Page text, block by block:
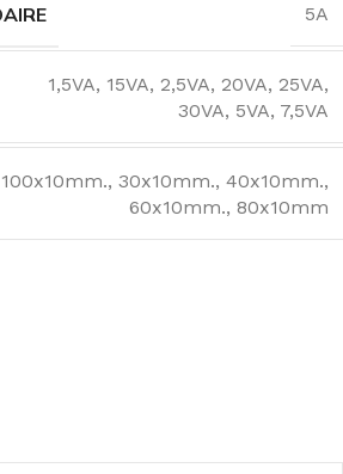
5A
1,5VA, 15VA, 2,5VA, 20VA, 25VA,
30VA, 5VA, 7,5VA
100x10mm., 30x10mm., 40x10mm.,
60x10mm., 80x10mm